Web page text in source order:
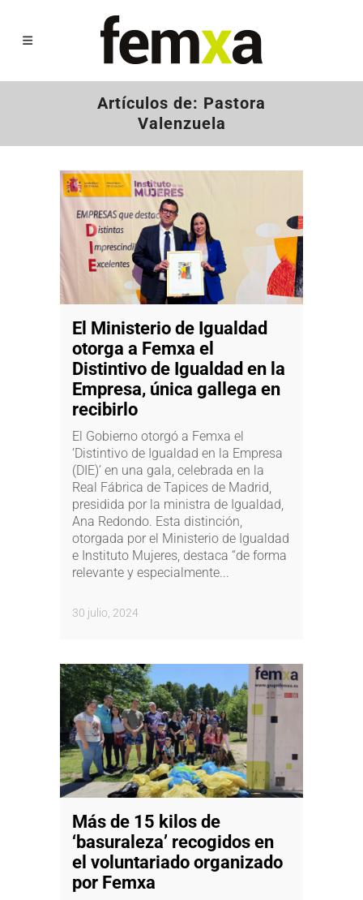
Artículos de: Pastora
Valenzuela
El Ministerio de Igualdad
otorga a Femxa el
Distintivo de Igualdad en la
Empresa, única gallega en
recibirlo
El Gobierno otorgó a Femxa el
‘Distintivo de Igualdad en la Empresa
(DIE)’ en una gala, celebrada en la
Real Fábrica de Tapices de Madrid,
presidida por la ministra de Igualdad,
Ana Redondo. Esta distinción,
otorgada por el Ministerio de Igualdad
e Instituto Mujeres, destaca “de forma
relevante y especialmente...
30 julio, 2024
Más de 15 kilos de
‘basuraleza’ recogidos en
el voluntariado organizado
por Femxa